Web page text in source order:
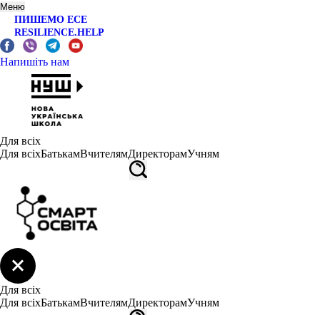
Меню
ПИШЕМО ЕСЕ
RESILIENCE.HELP
Напишіть нам
Для всіх
Для всіхБатькамВчителямДиректорамУчням
Для всіх
Для всіхБатькамВчителямДиректорамУчням